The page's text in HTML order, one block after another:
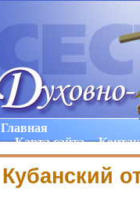
Главная
Карта сайта
Кубанский